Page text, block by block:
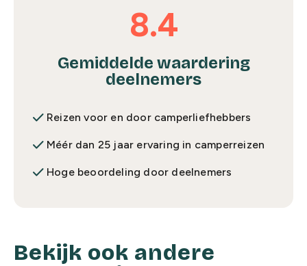
8.4
Gemiddelde waardering
deelnemers
done Reizen voor en door camperliefhebbers
done Méér dan 25 jaar ervaring in camperreizen
done Hoge beoordeling door deelnemers
Bekijk ook andere